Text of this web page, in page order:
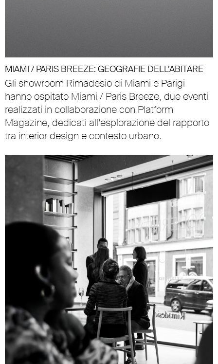
MIAMI / PARIS BREEZE: GEOGRAFIE DELL’ABITARE
Gli showroom Rimadesio di Miami e Parigi
hanno ospitato Miami / Paris Breeze, due eventi
realizzati in collaborazione con Platform
Magazine, dedicati all’esplorazione del rapporto
tra interior design e contesto urbano.